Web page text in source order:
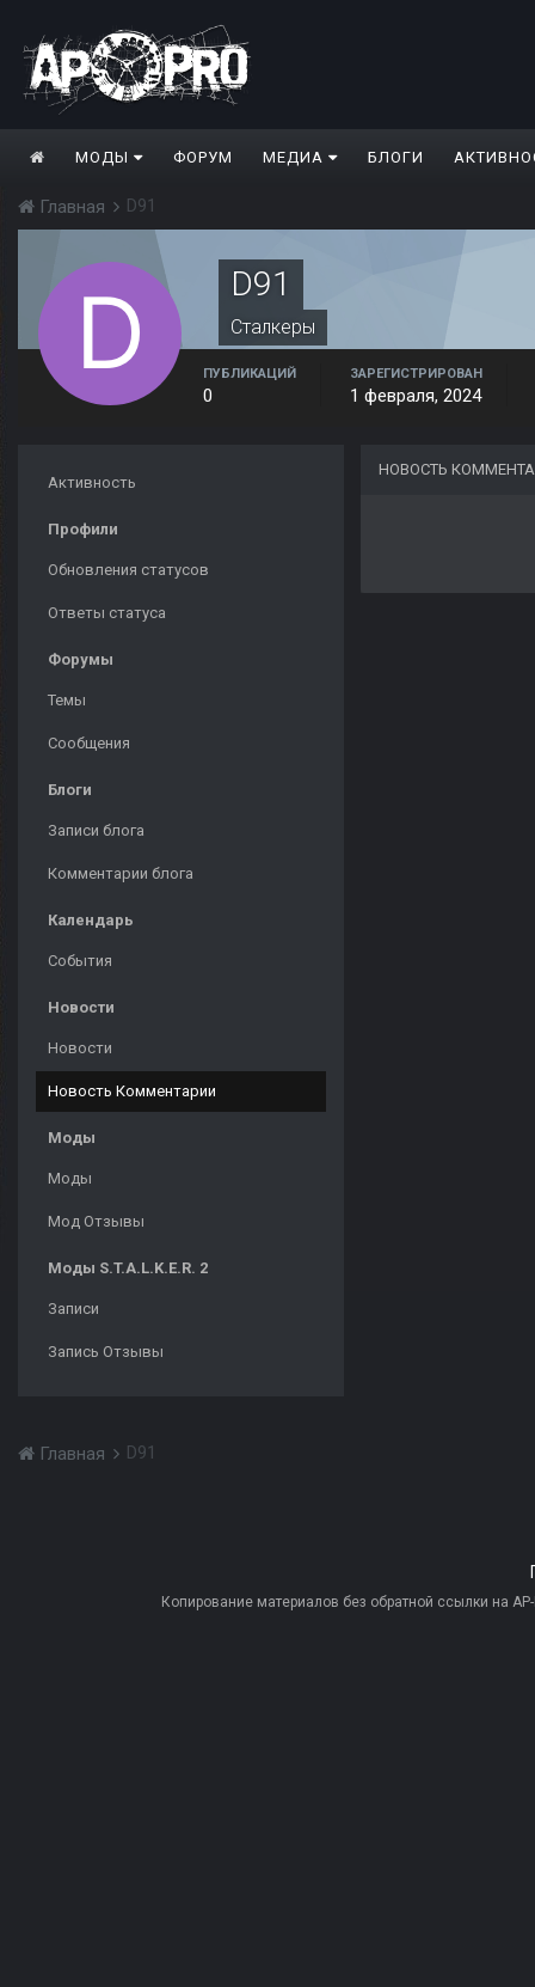
МОДЫ ФОРУМ МЕДИА БЛОГИ
Главная D91
D91
Сталкеры
ПУБЛИКАЦИЙ
0
ЗАРЕГИСТРИРОВАН
1 февраля, 2024
Активность
Профили
Обновления статусов
Ответы статуса
Форумы
Темы
Сообщения
Блоги
Записи блога
Комментарии блога
Календарь
События
Новости
Новости
Новость Комментарии
Моды
Моды
Мод Отзывы
Моды S.T.A.L.K.E.R. 2
Записи
Запись Отзывы
НОВОСТЬ
Главная D91
Копирование материалов без обратной ссылки на